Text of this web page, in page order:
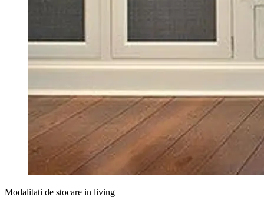
Modalitati de stocare in living